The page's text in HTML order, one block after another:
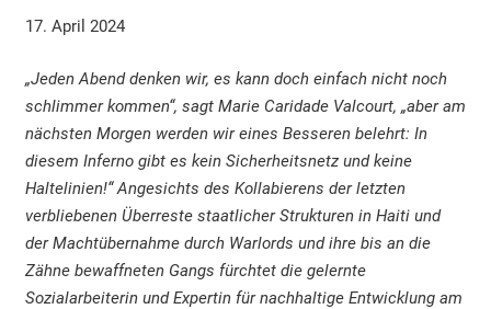
17. April 2024
„Jeden Abend denken wir, es kann doch einfach nicht noch
schlimmer kommen“, sagt Marie Caridade Valcourt, „aber am
nächsten Morgen werden wir eines Besseren belehrt: In
diesem Inferno gibt es kein Sicherheitsnetz und keine
Haltelinien!“ Angesichts des Kollabierens der letzten
verbliebenen Überreste staatlicher Strukturen in Haiti und
der Machtübernahme durch Warlords und ihre bis an die
Zähne bewaffneten Gangs fürchtet die gelernte
Sozialarbeiterin und Expertin für nachhaltige Entwicklung am